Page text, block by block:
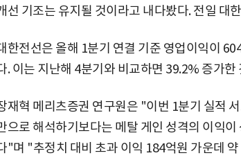
선 기조는 유지될 것이라고 내다봤다. 전일 대
한전선은 올해 1분기 연결 기준 영업이익이
. 이는 지난해 4분기와 비교하면 39.2% 증가한
재혁 메리츠증권 연구원은 "이번 1분기 실적
으로 해석하기보다는 메탈 게인 성격의 이익
"며 "추정치 대비 초과 이익 184억원 가운데